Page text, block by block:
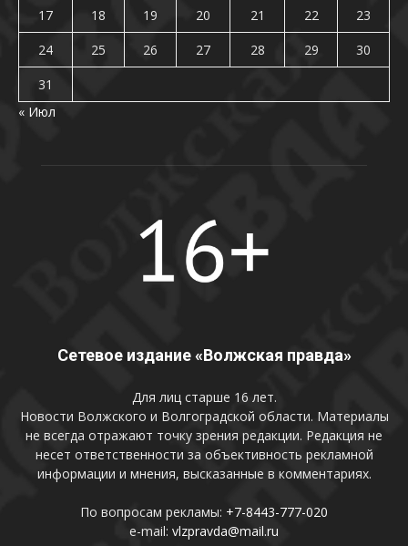
17
18 19 20 21 22
23
24
25 26 27 28 29
30
31
« Июл
Сетевое издание «Волжская правда»
Для лиц старше 16 лет.
Новости Волжского и Волгоградской области. Материалы
не всегда отражают точку зрения редакции. Редакция не
несет ответственности за объективность рекламной
информации и мнения, высказанные в комментариях.
По вопросам рекламы: +7-8443-777-020
e-mail: vlzpravda@mail.ru